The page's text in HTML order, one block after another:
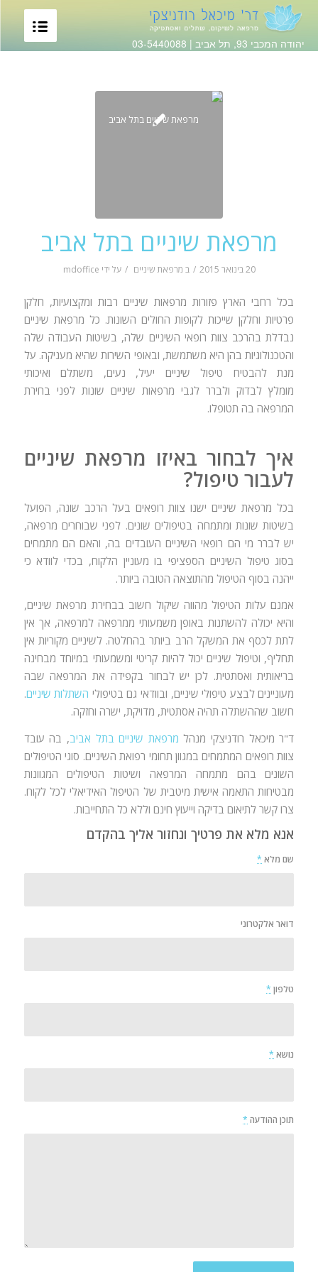
יהודה המכבי 93, תל אביב | 03-5440088
מרפאת שיניים בתל אביב
20 בינואר 2015 / ב מרפאת שיניים / על ידי mdoffice
בכל רחבי הארץ פזורות מרפאות שיניים רבות ומקצועיות, חלקן
פרטיות וחלקן שייכות לקופות החולים השונות. כל מרפאת שיניים
נבדלת בהרכב צוות רופאי השיניים שלה, בשיטות העבודה שלה
והטכנולוגיות בהן היא משתמשת, ובאופי השירות שהיא מעניקה. על
מנת להבטיח טיפול שיניים יעיל, נעים, משתלם ואיכותי
מומלץ לבדוק ולברר לגבי מרפאות שיניים שונות לפני בחירת
המרפאה בה תטופלו.
איך לבחור באיזו מרפאת שיניים
לעבור טיפול?
בכל מרפאת שיניים ישנו צוות רופאים בעל הרכב שונה, הפועל
בשיטות שונות ומתמחה בטיפולים שונים. לפני שבוחרים מרפאה,
יש לברר מי הם רופאי השיניים העובדים בה, והאם הם מתמחים
בסוג טיפול השיניים הספציפי בו מעוניין הלקוח, בכדי לוודא כי
ייהנה בסוף הטיפול מהתוצאה הטובה ביותר.
אמנם עלות הטיפול מהווה שיקול חשוב בבחירת מרפאת שיניים,
והיא יכולה להשתנות באופן משמעותי ממרפאה למרפאה, אך אין
לתת לכסף את המשקל הרב ביותר בהחלטה. לשיניים מקוריות אין
תחליף, וטיפול שיניים יכול להיות קריטי ומשמעותי במיוחד מבחינה
בריאותית ואסתטית. לכן יש לבחור בקפידה את המרפאה שבה
מעוניינים לבצע טיפולי שיניים, ובוודאי גם בטיפולי השתלות שיניים.
חשוב שההשתלה תהיה אסתטית, מדויקת, ישרה וחזקה.
ד"ר מיכאל רודניצקי מנהל מרפאת שיניים בתל אביב, בה עובד
צוות רופאים המתמחים במגוון תחומי רפואת השיניים. סוגי הטיפולים
השונים בהם מתמחה המרפאה ושיטות הטיפולים המגוונות
מבטיחות התאמה אישית מיטבית של הטיפול האידיאלי לכל לקוח.
צרו קשר לתיאום בדיקה וייעוץ חינם וללא כל התחייבות.
אנא מלא את פרטיך ונחזור אליך בהקדם
שם מלא *
דואר אלקטרוני
טלפון *
נושא *
תוכן ההודעה *